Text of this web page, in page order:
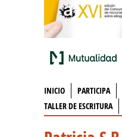
INICIO PARTICIPA
TALLER DE ESCRITURA